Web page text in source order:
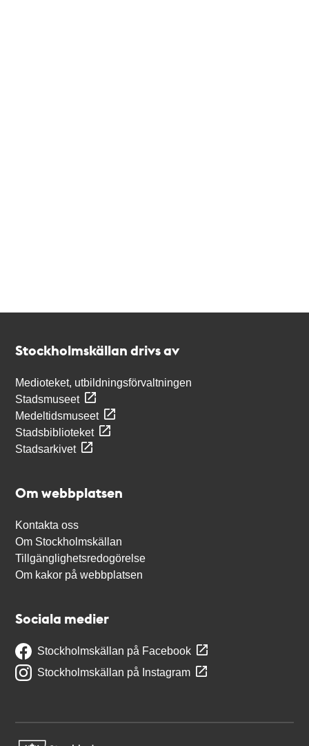
Stockholmskällan drivs av
Medioteket, utbildningsförvaltningen
Stadsmuseet
Medeltidsmuseet
Stadsbiblioteket
Stadsarkivet
Om webbplatsen
Kontakta oss
Om Stockholmskällan
Tillgänglighetsredogörelse
Om kakor på webbplatsen
Sociala medier
Stockholmskällan på Facebook
Stockholmskällan på Instagram